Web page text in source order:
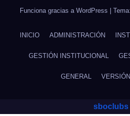
Funciona gracias a WordPress |
INICIO ADMINISTRACIÓN
GESTIÓN INSTITUCIONAL
GENERAL
sboclubs